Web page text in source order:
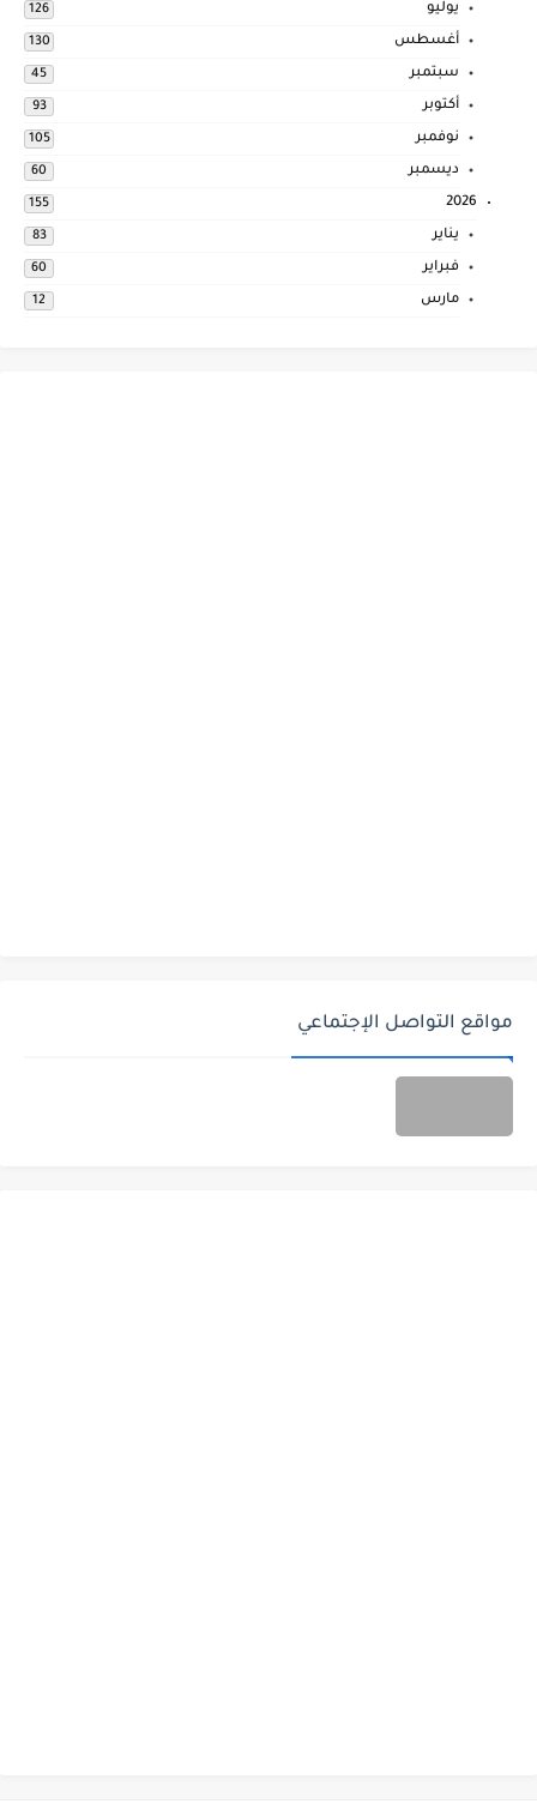
يوليو 126
أغسطس 130
سبتمبر 45
أكتوبر 93
نوفمبر 105
ديسمبر 60
2026
155
يناير 83
فبراير 60
مارس 12
مواقع التواصل الإجتماعي